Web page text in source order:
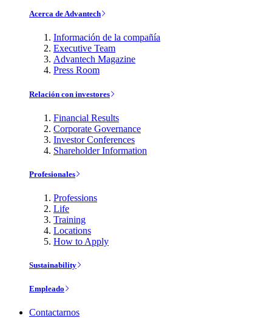
Acerca de Advantech
Información de la compañía
Executive Team
Advantech Magazine
Press Room
Relación con investores
Financial Results
Corporate Governance
Investor Conferences
Shareholder Information
Profesionales
Professions
Life
Training
Locations
How to Apply
Sustainability
Empleado
Contactarnos